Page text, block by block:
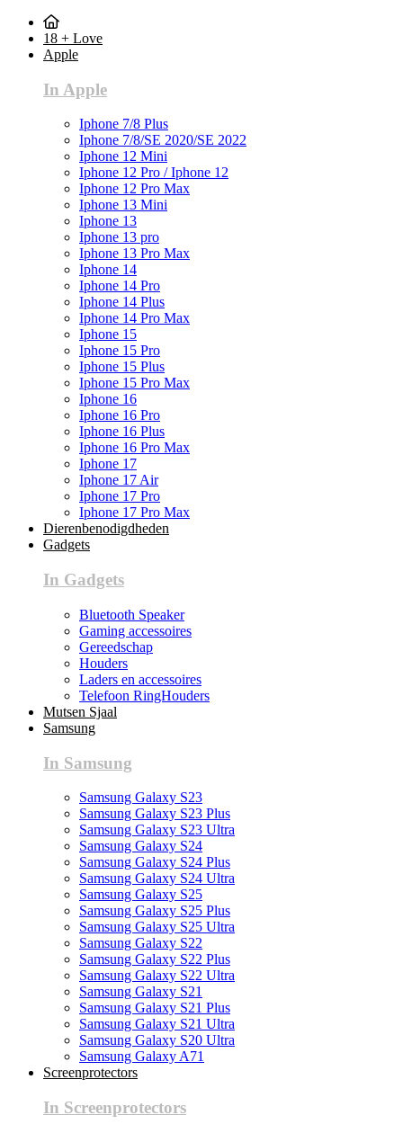
18 + Love
Apple
In Apple
Iphone 7/8 Plus
Iphone 7/8/SE 2020/SE 2022
Iphone 12 Mini
Iphone 12 Pro / Iphone 12
Iphone 12 Pro Max
Iphone 13 Mini
Iphone 13
Iphone 13 pro
Iphone 13 Pro Max
Iphone 14
Iphone 14 Pro
Iphone 14 Plus
Iphone 14 Pro Max
Iphone 15
Iphone 15 Pro
Iphone 15 Plus
Iphone 15 Pro Max
Iphone 16
Iphone 16 Pro
Iphone 16 Plus
Iphone 16 Pro Max
Iphone 17
Iphone 17 Air
Iphone 17 Pro
Iphone 17 Pro Max
Dierenbenodigdheden
Gadgets
In Gadgets
Bluetooth Speaker
Gaming accessoires
Gereedschap
Houders
Laders en accessoires
Telefoon RingHouders
Mutsen Sjaal
Samsung
In Samsung
Samsung Galaxy S23
Samsung Galaxy S23 Plus
Samsung Galaxy S23 Ultra
Samsung Galaxy S24
Samsung Galaxy S24 Plus
Samsung Galaxy S24 Ultra
Samsung Galaxy S25
Samsung Galaxy S25 Plus
Samsung Galaxy S25 Ultra
Samsung Galaxy S22
Samsung Galaxy S22 Plus
Samsung Galaxy S22 Ultra
Samsung Galaxy S21
Samsung Galaxy S21 Plus
Samsung Galaxy S21 Ultra
Samsung Galaxy S20 Ultra
Samsung Galaxy A71
Screenprotectors
In Screenprotectors